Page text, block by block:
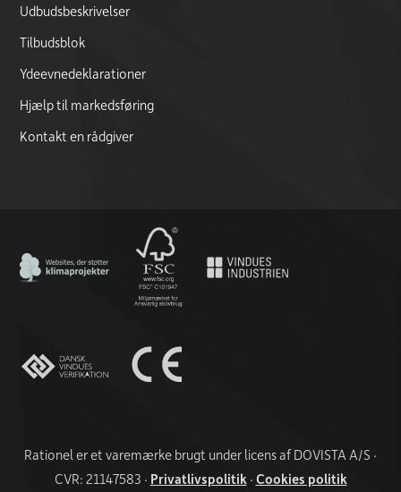
Udbudsbeskrivelser
Tilbudsblok
Ydeevnedeklarationer
Hjælp til markedsføring
Kontakt en rådgiver
CO2 Neutral certificate
Rationel er et varemærke brugt under licens af DOVISTA A/S ·
CVR: 21147583 · Privatlivspolitik · Cookies politik